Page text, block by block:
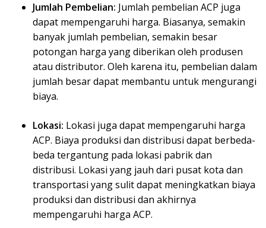
Jumlah Pembelian: Jumlah pembelian ACP juga
dapat mempengaruhi harga. Biasanya, semakin
banyak jumlah pembelian, semakin besar
potongan harga yang diberikan oleh produsen
atau distributor. Oleh karena itu, pembelian dalam
jumlah besar dapat membantu untuk mengurangi
biaya.
Lokasi: Lokasi juga dapat mempengaruhi harga
ACP. Biaya produksi dan distribusi dapat berbeda-
beda tergantung pada lokasi pabrik dan
distribusi. Lokasi yang jauh dari pusat kota dan
transportasi yang sulit dapat meningkatkan biaya
produksi dan distribusi dan akhirnya
mempengaruhi harga ACP.